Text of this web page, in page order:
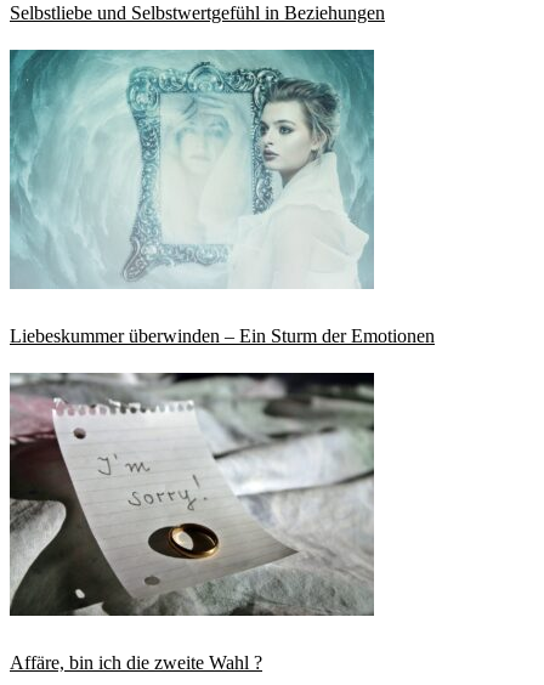
Selbstliebe und Selbstwertgefühl in Beziehungen
Liebeskummer überwinden – Ein Sturm der Emotionen
Affäre, bin ich die zweite Wahl ?